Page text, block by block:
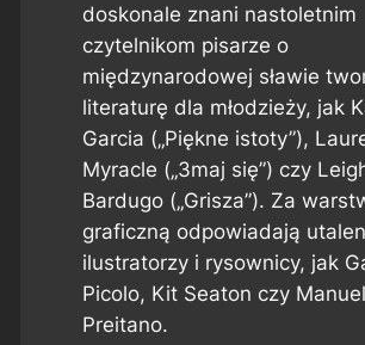
doskonale znani nastoletnim
czytelnikom pisarze o
międzynarodowej sławie
literaturę dla młodzieży, jak
Garcia („Piękne istoty”),
Myracle („3maj się”) czy
Bardugo („Grisza”). Za
graficzną odpowiadają
ilustratorzy i rysownicy, jak
Picolo, Kit Seaton czy Manuel
Preitano.